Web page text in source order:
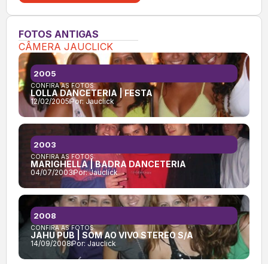
FOTOS ANTIGAS
CÂMERA JAUCLICK
CONFIRA AS FOTOS:
LOLLA DANCETERIA | FESTA
12/02/2005Por: Jauclick
2005
CONFIRA AS FOTOS:
MARIGHELLA | BADRA DANCETERIA
04/07/2003Por:Jauclick
2003
CONFIRA AS FOTOS:
JAHU PUB | SOM AO VIVO STEREO S/A
14/09/2008Por: Jauclick
2008